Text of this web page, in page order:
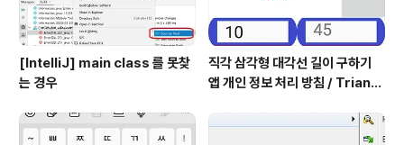
[IntelliJ] main class 를 못찾
는 경우
직각 삼각형 대각선 길이 구하기
앱 개인 정보 처리 방침 / Triangl
cy